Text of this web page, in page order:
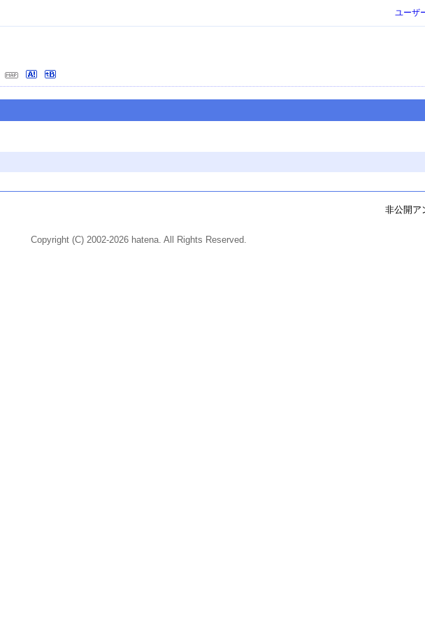
ユーザ
非公開ア
Copyright (C) 2002-2026 hatena. All Rights Reserved.